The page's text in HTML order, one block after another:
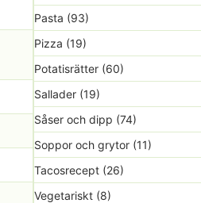
Pasta (93)
Pizza (19)
Potatisrätter (60)
Sallader (19)
Såser och dipp (74)
Soppor och grytor (11)
Tacosrecept (26)
Vegetariskt (8)